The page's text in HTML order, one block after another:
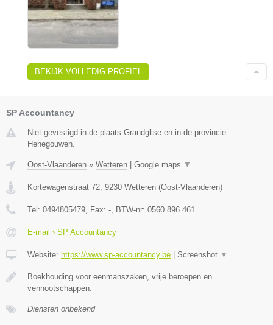
BEKIJK VOLLEDIG PROFIEL
SP Accountancy
Niet gevestigd in de plaats Grandglise en in de provincie
Henegouwen.
Oost-Vlaanderen » Wetteren Google maps ▼
Kortewagenstraat 72 9230 Wetteren (Oost-Vlaanderen)
Tel: 0494805479 , Fax: - , BTW-nr: 0560.896.461
E-mail › SP Accountancy
Website: https://www.sp-accountancy.be Screenshot ▼
Boekhouding voor eenmanszaken, vrije beroepen en
vennootschappen.
Diensten onbekend